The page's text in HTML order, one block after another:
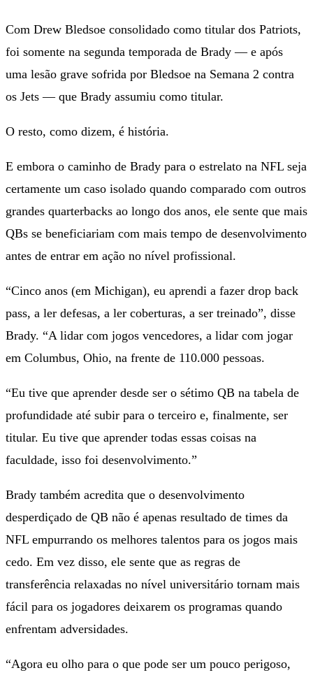
Com Drew Bledsoe consolidado como titular dos Patriots,
foi somente na segunda temporada de Brady — e após
uma lesão grave sofrida por Bledsoe na Semana 2 contra
os Jets — que Brady assumiu como titular.
O resto, como dizem, é história.
E embora o caminho de Brady para o estrelato na NFL seja
certamente um caso isolado quando comparado com outros
grandes quarterbacks ao longo dos anos, ele sente que mais
QBs se beneficiariam com mais tempo de desenvolvimento
antes de entrar em ação no nível profissional.
“Cinco anos (em Michigan), eu aprendi a fazer drop back
pass, a ler defesas, a ler coberturas, a ser treinado”, disse
Brady. “A lidar com jogos vencedores, a lidar com jogar
em Columbus, Ohio, na frente de 110.000 pessoas.
“Eu tive que aprender desde ser o sétimo QB na tabela de
profundidade até subir para o terceiro e, finalmente, ser
titular. Eu tive que aprender todas essas coisas na
faculdade, isso foi desenvolvimento.”
Brady também acredita que o desenvolvimento
desperdiçado de QB não é apenas resultado de times da
NFL empurrando os melhores talentos para os jogos mais
cedo. Em vez disso, ele sente que as regras de
transferência relaxadas no nível universitário tornam mais
fácil para os jogadores deixarem os programas quando
enfrentam adversidades.
“Agora eu olho para o que pode ser um pouco perigoso,